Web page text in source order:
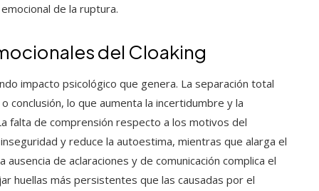
de la ruptura.
del Cloaking
impacto psicológico que genera. La separación total
conclusión, lo que aumenta la incertidumbre y la
falta de comprensión respecto a los motivos del
y reduce la autoestima, mientras que alarga el
de aclaraciones y de comunicación complica el
huellas más persistentes que las causadas por el